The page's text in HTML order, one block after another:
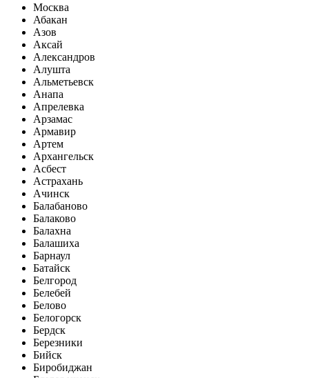
Москва
Абакан
Азов
Аксай
Александров
Алушта
Альметьевск
Анапа
Апрелевка
Арзамас
Армавир
Артем
Архангельск
Асбест
Астрахань
Ачинск
Балабаново
Балаково
Балахна
Балашиха
Барнаул
Батайск
Белгород
Белебей
Белово
Белогорск
Бердск
Березники
Бийск
Биробиджан